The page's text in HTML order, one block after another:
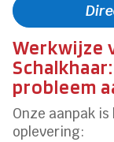
Werkwijze
probleem
Onze aanpak
oplevering: